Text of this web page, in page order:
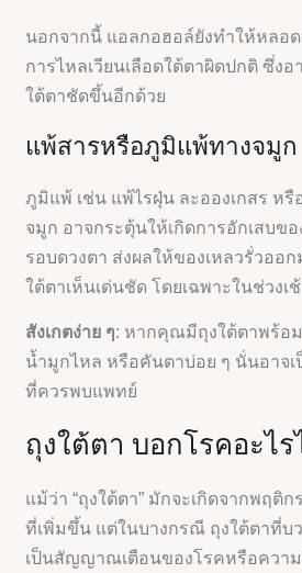
นอกจากนี้ แอลกอฮอล์ยังทำให้หลอด
การไหลเวียนเลือดใต้ตาผิดปกติ ซึ่ง
ใต้ตาชัดขึ้นอีกด้วย
แพ้สารหรือภูมิแพ้ทางจมูก
ภูมิแพ้ เช่น แพ้ไรฝุ่น ละอองเกสร หรื
จมูก อาจกระตุ้นให้เกิดการอักเสบขอ
รอบดวงตา ส่งผลให้ของเหลวรั่วออ
ใต้ตาเห็นเด่นชัด โดยเฉพาะในช่วง
สังเกตง่าย ๆ: หากคุณมีถุงใต้ตาพร้อ
น้ำมูกไหล หรือคันตาบ่อย ๆ นั่นอา
ที่ควรพบแพทย์
ถุงใต้ตา บอกโรคอะไร
แม้ว่า “ถุงใต้ตา” มักจะเกิดจากพฤติ
ที่เพิ่มขึ้น แต่ในบางกรณี ถุงใต้ตาที่บ
เป็นสัญญาณเตือนของโรคหรือความ